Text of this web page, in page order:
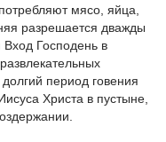
мясо, яйца,
разрешается дважды
Господень в
период говения
Христа в пустыне,